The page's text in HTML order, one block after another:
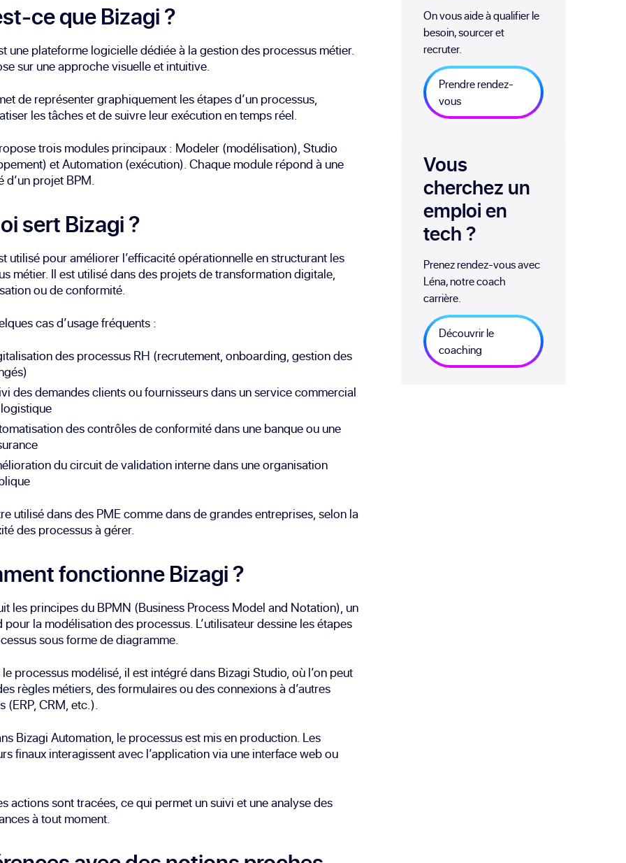
ce que Bizagi ?
une plateforme logicielle dédiée à la gestion des processus métier.
sur une approche visuelle et intuitive.
de représenter graphiquement les étapes d’un processus,
les tâches et de suivre leur exécution en temps réel.
trois modules principaux : Modeler (modélisation), Studio
et Automation (exécution). Chaque module répond à une
d’un projet BPM.
sert Bizagi ?
utilisé pour améliorer l’efficacité opérationnelle en structurant les
métier. Il est utilisé dans des projets de transformation digitale,
ou de conformité.
cas d’usage fréquents :
des processus RH (recrutement, onboarding, gestion des
des demandes clients ou fournisseurs dans un service commercial
des contrôles de conformité dans une banque ou une
du circuit de validation interne dans une organisation
utilisé dans des PME comme dans de grandes entreprises, selon la
des processus à gérer.
fonctionne Bizagi ?
les principes du BPMN (Business Process Model and Notation), un
pour la modélisation des processus. L’utilisateur dessine les étapes
sous forme de diagramme.
processus modélisé, il est intégré dans Bizagi Studio, où l’on peut
règles métiers, des formulaires ou des connexions à d’autres
(ERP, CRM, etc.).
Bizagi Automation, le processus est mis en production. Les
finaux interagissent avec l’application via une interface web ou
actions sont tracées, ce qui permet un suivi et une analyse des
à tout moment.
On vous aide à qualifier le
besoin, sourcer et
recruter.
Prendre rendez-
vous
Vous
cherchez un
emploien
tech?
Prenez rendez-vous avec
Léna, notre coach
carrière.
Découvrir le
coaching